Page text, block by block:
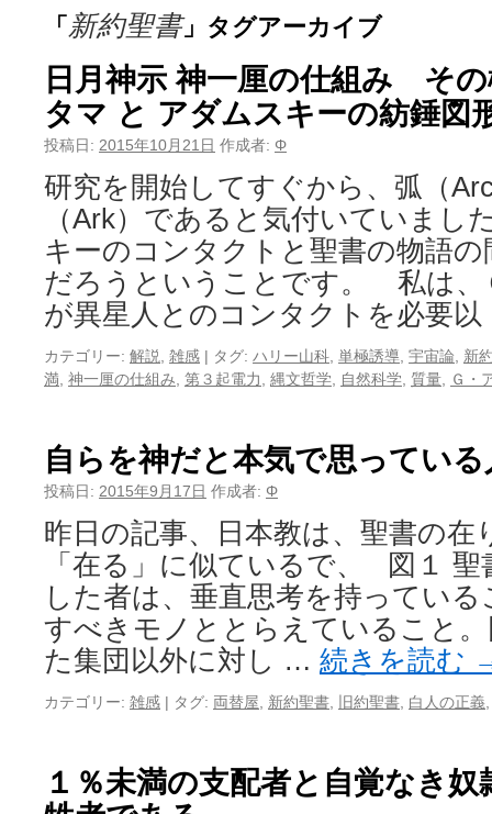
「新約聖書」タグアーカイブ
日月神示 神一厘の仕組み そ
タマ と アダムスキーの紡錘図
投稿日: 2015年10月21日 作成者: Φ
研究を開始してすぐから、弧（
（Ark）であると気付いていま
キーのコンタクトと聖書の物語
だろうということです。 私は、
が異星人とのコンタクトを必要
カテゴリー: 解説 雑感 | タグ: ハリー山科 単極誘導 宇宙論
新
満 神一厘の仕組み 第３起電力 縄文哲学 自然科学 質量 Ｇ・
自らを神だと本気で思ってい
投稿日: 2015年9月17日 作成者: Φ
昨日の記事、日本教は、聖書の在
「在る」に似ているで、 図１
した者は、垂直思考を持ってい
すべきモノととらえていること
た集団以外に対し … 続きを読む
カテゴリー: 雑感 | タグ: 両替屋 新約聖書 旧約聖書 白人の正義
１％未満の支配者と自覚なき